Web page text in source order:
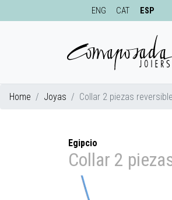
ENG CAT ESP
Home Joyas Collar 2 piezas reversible
Egipcio
Collar 2